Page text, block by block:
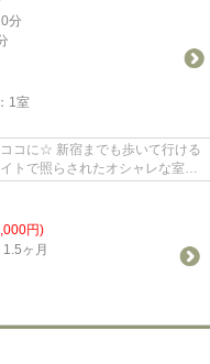
分
1室
コに☆ 新宿までも歩いて行ける
トで照らされたオシャレな室
円)
ヶ月